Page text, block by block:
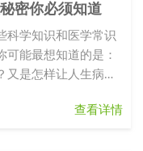
密你必须知道
科学知识和医学常识
能最想知道的是：
又是怎样让人生病
查看详情